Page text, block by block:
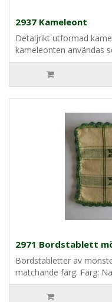
2937 Kameleont
Detaljrikt utformad
kameleonten användas
2971 Bordstablett
Bordstabletter av
matchande färg. Färg: